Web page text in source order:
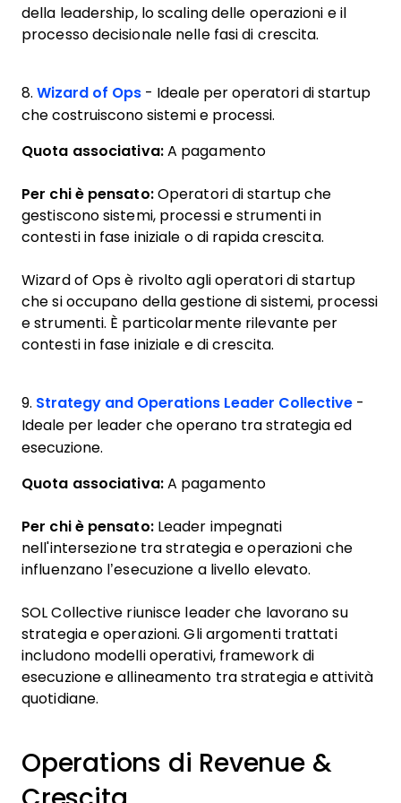
della leadership, lo scaling delle operazioni e il
processo decisionale nelle fasi di crescita.
8. Wizard of Ops - Ideale per operatori di startup
che costruiscono sistemi e processi.
Quota associativa: A pagamento
Per chi è pensato: Operatori di startup che
gestiscono sistemi, processi e strumenti in
contesti in fase iniziale o di rapida crescita.
Wizard of Ops è rivolto agli operatori di startup
che si occupano della gestione di sistemi, processi
e strumenti. È particolarmente rilevante per
contesti in fase iniziale e di crescita.
9. Strategy and Operations Leader Collective -
Ideale per leader che operano tra strategia ed
esecuzione.
Quota associativa:A pagamento
Per chi è pensato:Leader impegnati
nell'intersezione tra strategia e operazioni che
influenzano l’esecuzione a livello elevato.
SOL Collective riunisce leader che lavorano su
strategia e operazioni. Gli argomenti trattati
includono modelli operativi, framework di
esecuzione e allineamento tra strategia e attività
quotidiane.
Operations di Revenue &